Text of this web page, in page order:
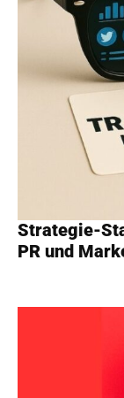
Strategie-
PR und